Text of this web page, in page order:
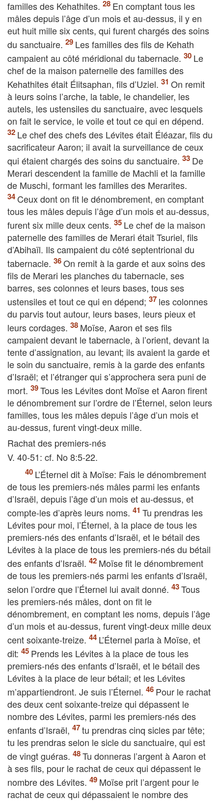
familles des Kehathites.
En comptant tous les
mâles depuis l’âge d’un mois et au-dessus, il y en
eut huit mille six cents, qui furent chargés des soins
du sanctuaire.
Les familles des fils de Kehath
campaient au côté méridional du tabernacle.
Le
chef de la maison paternelle des familles des
Kehathites était Élitsaphan, fils d’Uziel.
On remit
à leurs soins l’arche, la table, le chandelier, les
autels, les ustensiles du sanctuaire, avec lesquels
on fait le service, le voile et tout ce qui en dépend.
Le chef des chefs des Lévites était Éléazar, fils du
sacrificateur Aaron; il avait la surveillance de ceux
qui étaient chargés des soins du sanctuaire.
De
Merari descendent la famille de Machli et la famille
de Muschi, formant les familles des Merarites.
Ceux dont on fit le dénombrement, en comptant
tous les mâles depuis l’âge d’un mois et au-dessus,
furent six mille deux cents.
Le chef de la maison
paternelle des familles de Merari était Tsuriel, fils
d’Abihaïl. Ils campaient du côté septentrional du
tabernacle.
On remit à la garde et aux soins des
fils de Merari les planches du tabernacle, ses
barres, ses colonnes et leurs bases, tous ses
ustensiles et tout ce qui en dépend;
les colonnes
du parvis tout autour, leurs bases, leurs pieux et
leurs cordages.
Moïse, Aaron et ses fils
campaient devant le tabernacle, à l’orient, devant la
tente d’assignation, au levant; ils avaient la garde et
le soin du sanctuaire, remis à la garde des enfants
d’Israël; et l’étranger qui s’approchera sera puni de
mort.
Tous les Lévites dont Moïse et Aaron firent
le dénombrement sur l’ordre de l’Éternel, selon leurs
familles, tous les mâles depuis l’âge d’un mois et
au-dessus, furent vingt-deux mille.
Rachat des premiers-nés
V. 40-51: cf. No 8:5-22.
L’Éternel dit à Moïse: Fais le dénombrement
de tous les premiers-nés mâles parmi les enfants
d’Israël, depuis l’âge d’un mois et au-dessus, et
compte-les d’après leurs noms.
Tu prendras les
Lévites pour moi, l’Éternel, à la place de tous les
premiers-nés des enfants d’Israël, et le bétail des
Lévites à la place de tous les premiers-nés du bétail
des enfants d’Israël.
Moïse fit le dénombrement
de tous les premiers-nés parmi les enfants d’Israël,
selon l’ordre que l’Éternel lui avait donné.
Tous
les premiers-nés mâles, dont on fit le
dénombrement, en comptant les noms, depuis l’âge
d’un mois et au-dessus, furent vingt-deux mille deux
cent soixante-treize.
L’Éternel parla à Moïse, et
dit:
Prends les Lévites à la place de tous les
premiers-nés des enfants d’Israël, et le bétail des
Lévites à la place de leur bétail; et les Lévites
m’appartiendront. Je suis l’Éternel.
Pour le rachat
des deux cent soixante-treize qui dépassent le
nombre des Lévites, parmi les premiers-nés des
enfants d’Israël,
tu prendras cinq sicles par tête;
tu les prendras selon le sicle du sanctuaire, qui est
de vingt guéras.
Tu donneras l’argent à Aaron et
à ses fils, pour le rachat de ceux qui dépassent le
nombre des Lévites.
Moïse prit l’argent pour le
rachat de ceux qui dépassaient le nombre des